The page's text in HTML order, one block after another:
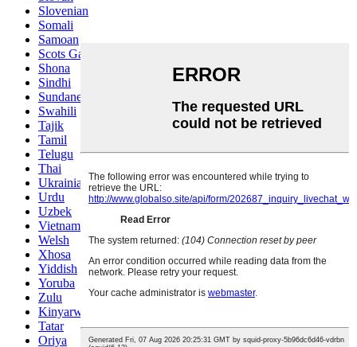
Slovenian
Somali
Samoan
Scots Gaelic
Shona
Sindhi
Sundanese
Swahili
Tajik
Tamil
Telugu
Thai
Ukrainian
Urdu
Uzbek
Vietnamese
Welsh
Xhosa
Yiddish
Yoruba
Zulu
Kinyarwanda
Tatar
Oriya